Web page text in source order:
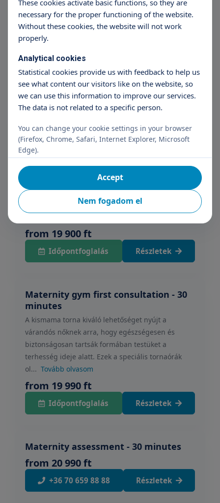
Physical exercise control - 30 minutes
from 17 990 ft
Időpontfoglalás Részletek
therapy - 30 minutes
from 19 990 ft
Individual maternity gymnastics - 30
minutes
from 19 900 ft
Időpontfoglalás Részletek
Maternity gym first consultation - 30
minutes
A kismama torna kiváló lehetőséget nyújt a
várandós nőknek arra, hogy egészségesen és
biztonságosan tartsák formában testüket a
terhesség ideje alatt. Ezek a speciális tornaórák
ol... Tovább olvasom
from 19 990 ft
Időpontfoglalás Részletek
Maternity assessment - 30 minutes
from 20 990 ft
+36 70 659 88 88 Részletek
These cookies activate basic functions, so they are
necessary for the proper functioning of the website.
Without these cookies, the website will not work
properly.
Analytical cookies
Statistical cookies provide us with feedback to help us
see what content our visitors like on the website, so
we can use this information to improve our services.
The data is not related to a specific person.
You can change your cookie settings in your browser
(Firefox, Chrome, Safari, Internet Explorer, Microsoft
Edge).
Nem fogadom el
Accept